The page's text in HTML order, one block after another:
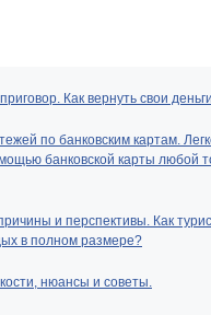
Как вернуть свои
по банковским картам.
банковской карты любой
и перспективы. Как
в полном размере?
нюансы и советы.